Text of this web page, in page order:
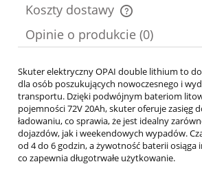
Koszty dostawy
Cena nie zawiera ewentualnych kosztów
Opinie o produkcie (0)
Skuter elektryczny OPAI double lithium to
dla osób poszukujących nowoczesnego i
transportu. Dzięki podwójnym bateriom
pojemności 72V 20Ah, skuter oferuje zasięg
ładowaniu, co sprawia, że jest idealny
dojazdów, jak i weekendowych wypadów.
od 4 do 6 godzin, a żywotność baterii osiąga
co zapewnia długotrwałe użytkowanie.